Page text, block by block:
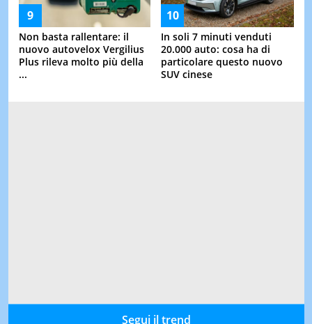
Non basta rallentare: il
nuovo autovelox Vergilius
Plus rileva molto più della
...
In soli 7 minuti venduti
20.000 auto: cosa ha di
particolare questo nuovo
SUV cinese
Segui il trend